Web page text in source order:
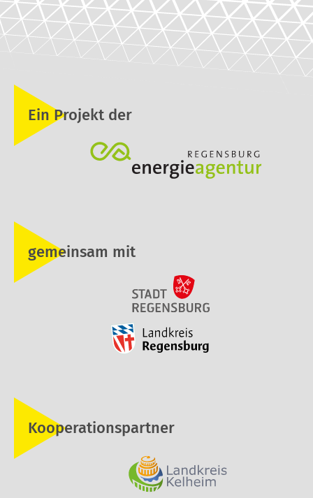
Ein Projekt der
gemeinsam mit
Kooperationspartner